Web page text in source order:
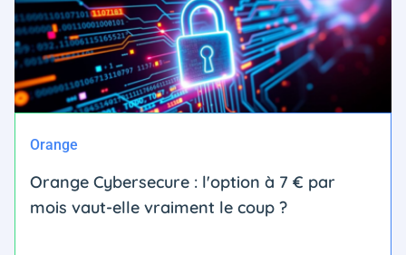
Orange
Orange Cybersecure : l'option à 7 € par
mois vaut-elle vraiment le coup ?